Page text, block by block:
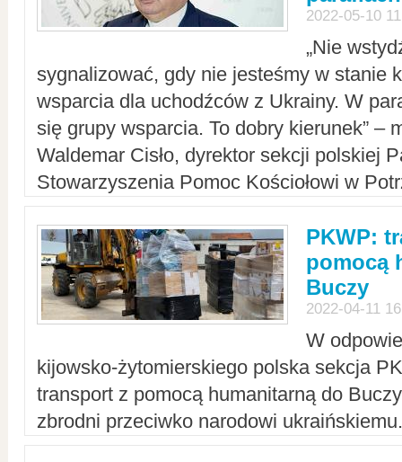
2022-05-10
„Nie
sygnalizować, gdy nie jesteśmy w stanie
wsparcia dla uchodźców z Ukrainy. W
się grupy wsparcia. To dobry kierunek” –
Waldemar Cisło, dyrektor sekcji polskiej
Stowarzyszenia Pomoc Kościołowi w
PKWP:
pomocą
Buczy
2022-04-11
W
kijowsko-żytomierskiego polska sekcja
transport z pomocą humanitarną do
zbrodni przeciwko narodowi